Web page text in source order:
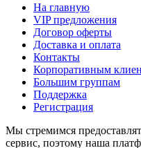
На главную
VIP предложения
Договор оферты
Доставка и оплата
Контакты
Корпоративным
Большим группам
Поддержка
Регистрация
Мы стремимся
сервис, поэтому наша